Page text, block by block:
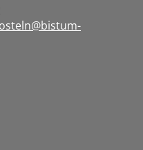
auf YouTube